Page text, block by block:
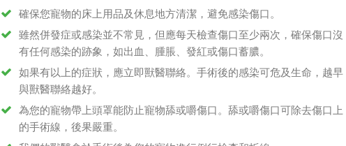
確保您寵物的床上用品及休息地方清潔，避免感染傷口。
雖然併發症或感染並不常見，但應每天檢查傷口至少兩次，確保傷口沒
有任何感染的跡象，如出血、腫脹、發紅或傷口蓄膿。
如果有以上的症狀，應立即獸醫聯絡。手術後的感染可危及生命，越早
與獸醫聯絡越好。
為您的寵物帶上頭罩能防止寵物舔或嚼傷口。舔或嚼傷口可除去傷口上
的手術線，後果嚴重。